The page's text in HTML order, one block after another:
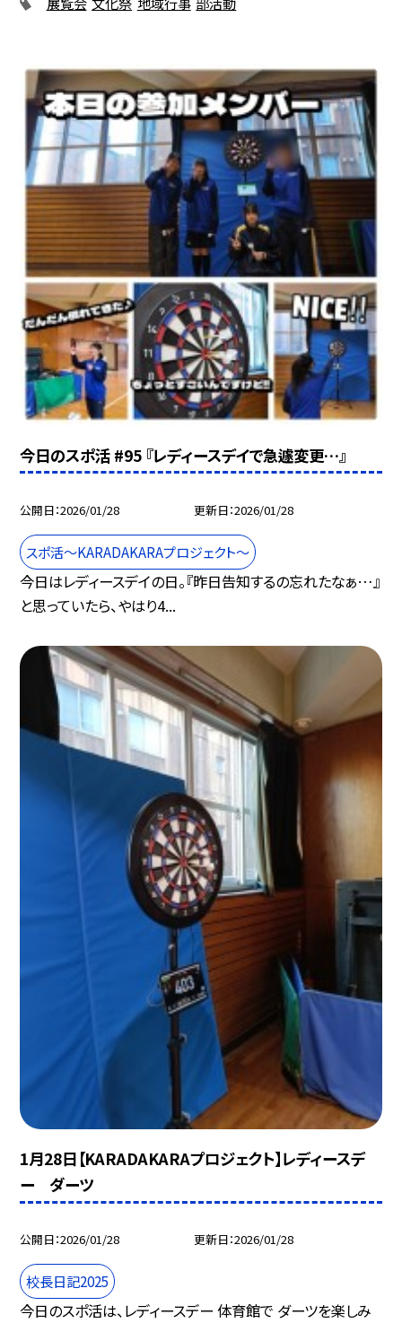
今日のスポ活 #95 『レディースデイで急遽変更…』
公開日 2026/01/28 更新日 2026/01/28
スポ活～KARADAKARAプロジェクト～
今日はレディースデイの日。『昨日告知するの忘れたなぁ…』
と思っていたら、やはり4...
1月28日【KARADAKARAプロジェクト】レディースデ
ー ダーツ
公開日 2026/01/28 更新日 2026/01/28
校長日記2025
今日のスポ活は、レディースデー 体育館で ダーツを楽しみ